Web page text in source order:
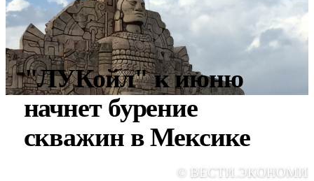
"ЛУКойл" к июню
начнет бурение
скважин в Мексике
©